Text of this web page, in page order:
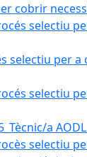
cobrir
selectiu
selectiu per
selectiu
a
selectiu